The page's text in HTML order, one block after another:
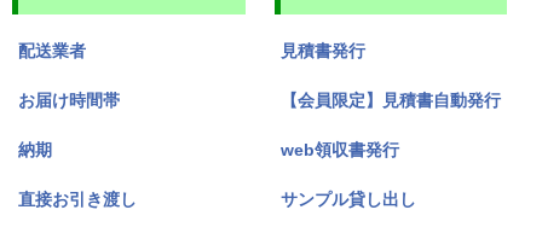
配送業者
お届け時間帯
納期
直接お引き渡し
見積書発行
【会員限定】見積書自動発行
web領収書発行
サンプル貸し出し